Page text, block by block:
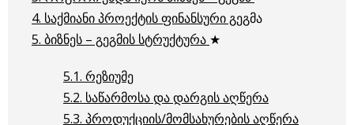
4. საქმიანი პროექტის ფინანსური გეგმა
5. ბიზნეს – გეგმის სტრუქტურა ★
5.1. რეზიუმე
5.2. საწარმოსა და დარგის აღწერა
5.3. პროდუქციის/მომსახურების აღწერა